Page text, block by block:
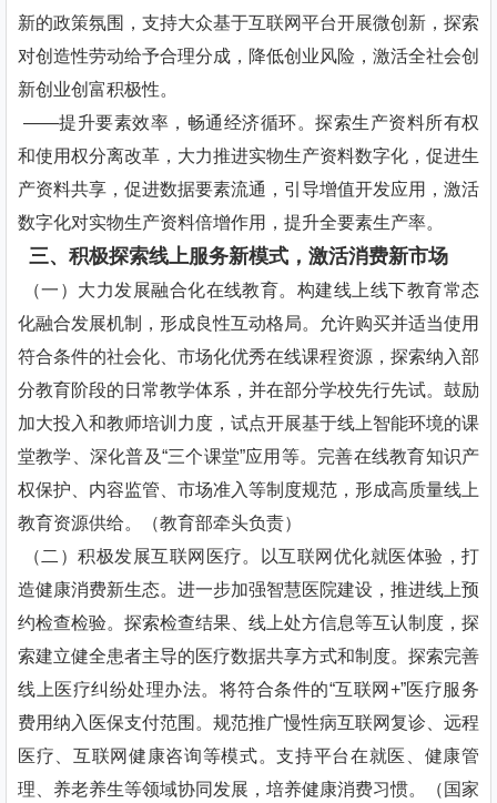
新的政策氛围，支持大众基于互联网平台开展微创新，探索
对创造性劳动给予合理分成，降低创业风险，激活全社会创
新创业创富积极性。
——提升要素效率，畅通经济循环。探索生产资料所有权
和使用权分离改革，大力推进实物生产资料数字化，促进生
产资料共享，促进数据要素流通，引导增值开发应用，激活
数字化对实物生产资料倍增作用，提升全要素生产率。
三、积极探索线上服务新模式，激活消费新市场
（一）大力发展融合化在线教育。构建线上线下教育常态
化融合发展机制，形成良性互动格局。允许购买并适当使用
符合条件的社会化、市场化优秀在线课程资源，探索纳入部
分教育阶段的日常教学体系，并在部分学校先行先试。鼓励
加大投入和教师培训力度，试点开展基于线上智能环境的课
堂教学、深化普及“三个课堂”应用等。完善在线教育知识产
权保护、内容监管、市场准入等制度规范，形成高质量线上
教育资源供给。（教育部牵头负责）
（二）积极发展互联网医疗。以互联网优化就医体验，打
造健康消费新生态。进一步加强智慧医院建设，推进线上预
约检查检验。探索检查结果、线上处方信息等互认制度，探
索建立健全患者主导的医疗数据共享方式和制度。探索完善
线上医疗纠纷处理办法。将符合条件的“互联网+”医疗服务
费用纳入医保支付范围。规范推广慢性病互联网复诊、远程
医疗、互联网健康咨询等模式。支持平台在就医、健康管
理、养老养生等领域协同发展，培养健康消费习惯。（国家